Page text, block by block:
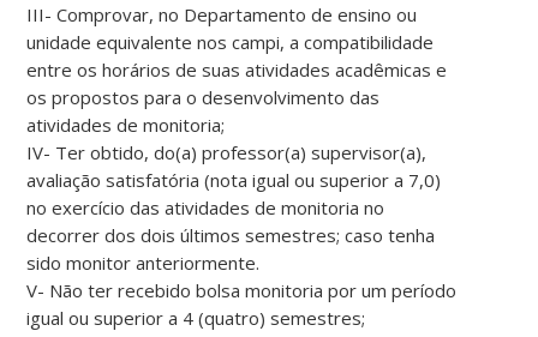
III- Comprovar, no Departamento de ensino ou
unidade equivalente nos campi, a compatibilidade
entre os horários de suas atividades acadêmicas e
os propostos para o desenvolvimento das
atividades de monitoria;
IV- Ter obtido, do(a) professor(a) supervisor(a),
avaliação satisfatória (nota igual ou superior a 7,0)
no exercício das atividades de monitoria no
decorrer dos dois últimos semestres; caso tenha
sido monitor anteriormente.
V- Não ter recebido bolsa monitoria por um período
igual ou superior a 4 (quatro) semestres;